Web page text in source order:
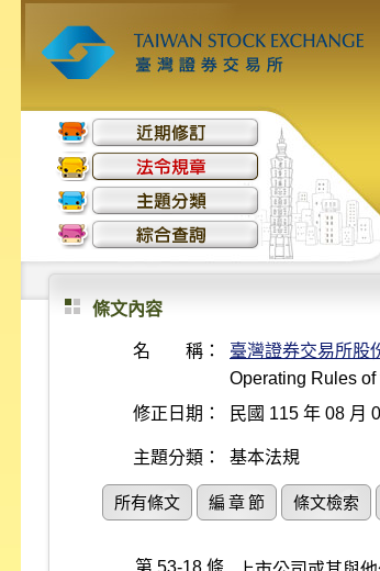
條文內容
名 稱： 臺灣證券交易所股
Operating Rules
修正日期：
民國 115 年 08 月
主題分類： 基本法規
所有條文 編 章 節 條文檢索
第 53-18 條